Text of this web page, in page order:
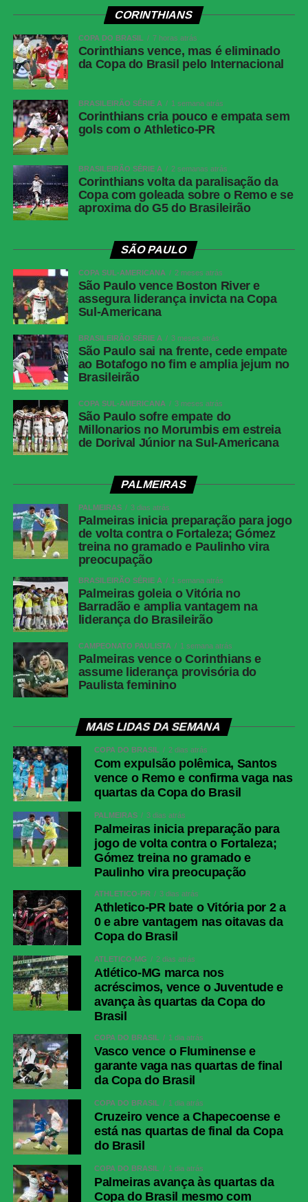
(Breno Bidon), André Carrillo (André) e
Zakaria Labyad (Kaio César); Dieguinho (Yuri
Alberto (Rodrigo Garro)) e Lingard. Técnico:
Fernando Diniz.
Athletico-
PR
(Léo Derik); Leozinho (Dudu), Viveros (Rivaldo)
e Mendoza (João Cruz). Técnico: Odair
Hellmann.
Palmeiras inicia preparação para jogo de volta
contra o Fortaleza; Gómez treina no gramado e
Paulinho vira preocupação
WhatsApp
Facebook
Twitter
Messenger
LinkedIn
Share
CORINTHIANS
COPA DO BRASIL 7 horas atrás
Corinthians vence, mas é eliminado
da Copa do Brasil pelo Internacional
BRASILEIRÃO SÉRIE A 1 semana atrás
Corinthians cria pouco e empata sem
gols com o Athletico-PR
BRASILEIRÃO SÉRIE A 2 semanas atrás
Corinthians volta da paralisação da
Copa com goleada sobre o Remo e se
aproxima do G5 do Brasileirão
SÃO PAULO
COPA SUL-AMERICANA 2 meses atrás
São Paulo vence Boston River e
assegura liderança invicta na Copa
Sul-Americana
BRASILEIRÃO SÉRIE A 3 meses atrás
São Paulo sai na frente, cede empate
ao Botafogo no fim e amplia jejum no
Brasileirão
COPA SUL-AMERICANA 3 meses atrás
São Paulo sofre empate do
Millonarios no Morumbis em estreia
de Dorival Júnior na Sul-Americana
PALMEIRAS
PALMEIRAS 3 dias atrás
Palmeiras inicia preparação para jogo
de volta contra o Fortaleza; Gómez
treina no gramado e Paulinho vira
preocupação
BRASILEIRÃO SÉRIE A 1 semana atrás
Palmeiras goleia o Vitória no
Barradão e amplia vantagem na
liderança do Brasileirão
CAMPEONATO PAULISTA 1 semana atrás
Palmeiras vence o Corinthians e
assume liderança provisória do
Paulista feminino
MAIS LIDAS DA SEMANA
COPA DO BRASIL 2 dias atrás
Com expulsão polêmica, Santos
vence o Remo e confirma vaga nas
quartas da Copa do Brasil
PALMEIRAS 3 dias atrás
Palmeiras inicia preparação para
jogo de volta contra o Fortaleza;
Gómez treina no gramado e
Paulinho vira preocupação
ATHLETICO-PR 3 dias atrás
Athletico-PR bate o Vitória por 2 a
0 e abre vantagem nas oitavas da
Copa do Brasil
ATLÉTICO-MG 2 dias atrás
Atlético-MG marca nos
acréscimos, vence o Juventude e
avança às quartas da Copa do
Brasil
COPA DO BRASIL 1 dia atrás
Vasco vence o Fluminense e
garante vaga nas quartas de final
da Copa do Brasil
COPA DO BRASIL 1 dia atrás
Cruzeiro vence a Chapecoense e
está nas quartas de final da Copa
do Brasil
COPA DO BRASIL 1 dia atrás
Palmeiras avança às quartas da
Copa do Brasil mesmo com